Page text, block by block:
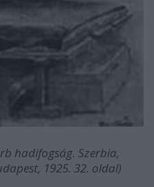
hadifogság. Szerbia,
1925. 32. oldal)